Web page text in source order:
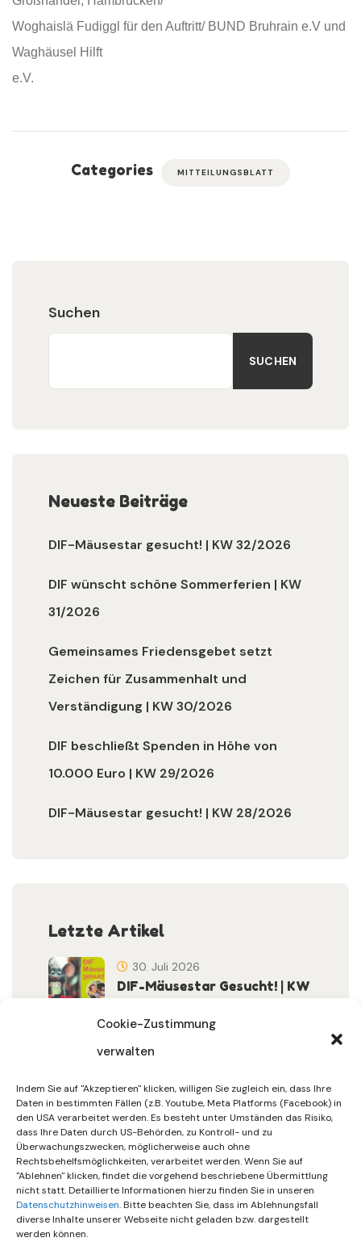
Cookie-Zustimmung
verwalten
Indem Sie auf "Akzeptieren" klicken, willigen Sie zugleich ein, dass Ihre
Daten in bestimmten Fällen (z.B. Youtube, Meta Platforms (Facebook) in
den USA verarbeitet werden. Es besteht unter Umständen das Risiko,
dass Ihre Daten durch US-Behörden, zu Kontroll- und zu
Überwachungszwecken, möglicherweise auch ohne
Rechtsbehelfsmöglichkeiten, verarbeitet werden. Wenn Sie auf
"Ablehnen" klicken, findet die vorgehend beschriebene Übermittlung
nicht statt. Detaillierte Informationen hierzu finden Sie in unseren
Datenschutzhinweisen. Bitte beachten Sie, dass im Ablehnungsfall
diverse Inhalte unserer Webseite nicht geladen bzw. dargestellt
werden können.
Woghaislä Fudiggl für den Auftritt/ BUND Bruhrain e.V und
Waghäusel Hilft
e.V.
Categories MITTEILUNGSBLATT
Suchen
SUCHEN
Neueste Beiträge
DIF-Mäusestar gesucht! | KW 32/2026
DIF wünscht schöne Sommerferien | KW
31/2026
Gemeinsames Friedensgebet setzt
Zeichen für Zusammenhalt und
Verständigung | KW 30/2026
DIF beschließt Spenden in Höhe von
10.000 Euro | KW 29/2026
DIF-Mäusestar gesucht! | KW 28/2026
Letzte Artikel
DIF-Mäusestar Gesucht! | KW
30. Juli 2026
Sommerferien | KW 31/…
30. Juli 2026
Gemeinsames Friedensgebet
Setzt Zeichen …
15. Juli 2026